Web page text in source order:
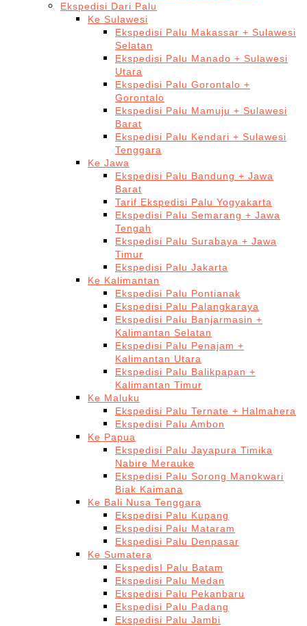
Ekspedisi Dari Palu
Ke Sulawesi
Ekspedisi Palu Makassar + Sulawesi
Selatan
Ekspedisi Palu Manado + Sulawesi
Utara
Ekspedisi Palu Gorontalo +
Gorontalo
Ekspedisi Palu Mamuju + Sulawesi
Barat
Ekspedisi Palu Kendari + Sulawesi
Tenggara
Ke Jawa
Ekspedisi Palu Bandung + Jawa
Barat
Tarif Ekspedisi Palu Yogyakarta
Ekspedisi Palu Semarang + Jawa
Tengah
Ekspedisi Palu Surabaya + Jawa
Timur
Ekspedisi Palu Jakarta
Ke Kalimantan
Ekspedisi Palu Pontianak
Ekspedisi Palu Palangkaraya
Ekspedisi Palu Banjarmasin +
Kalimantan Selatan
Ekspedisi Palu Penajam +
Kalimantan Utara
Ekspedisi Palu Balikpapan +
Kalimantan Timur
Ke Maluku
Ekspedisi Palu Ternate + Halmahera
Ekspedisi Palu Ambon
Ke Papua
Ekspedisi Palu Jayapura Timika
Nabire Merauke
Ekspedisi Palu Sorong Manokwari
Biak Kaimana
Ke Bali Nusa Tenggara
Ekspedisi Palu Kupang
Ekspedisi Palu Mataram
Ekspedisi Palu Denpasar
Ke Sumatera
EkspedisI Palu Batam
Ekspedisi Palu Medan
Ekspedisi Palu Pekanbaru
Ekspedisi Palu Padang
Ekspedisi Palu Jambi